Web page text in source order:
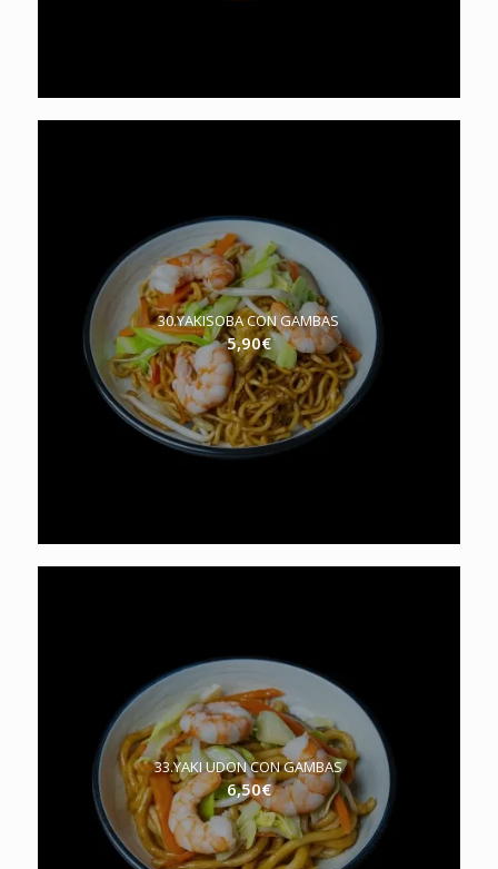
30.YAKISOBA CON GAMBAS
5,90€
33.YAKI UDON CON GAMBAS
6,50€